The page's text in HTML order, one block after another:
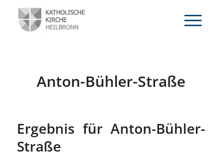
Anton-Bühler-Straße
Ergebnis für Anton-Bühler-
Straße